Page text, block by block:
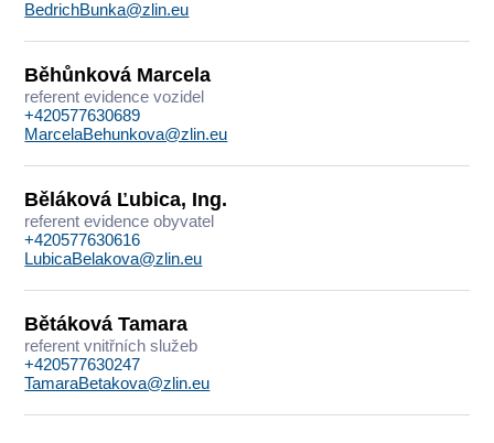
BedrichBunka@zlin.eu
Běhůnková Marcela
referent evidence vozidel
+420577630689
MarcelaBehunkova@zlin.eu
Běláková Ľubica, Ing.
referent evidence obyvatel
+420577630616
LubicaBelakova@zlin.eu
Bětáková Tamara
referent vnitřních služeb
+420577630247
TamaraBetakova@zlin.eu